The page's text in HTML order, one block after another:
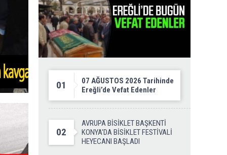
01
07 AĞUSTOS 2026 Tarihinde
Ereğli’de Vefat Edenler
02
AVRUPA BİSİKLET BAŞKENTİ
KONYA'DA BİSİKLET FESTİVALİ
HEYECANI BAŞLADI